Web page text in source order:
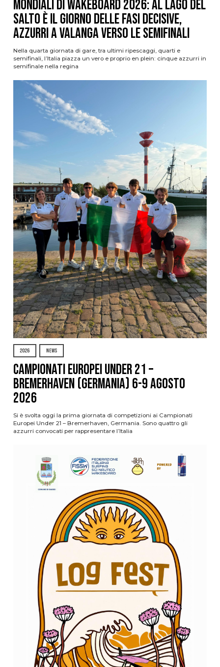
Mondiali di Wakeboard 2026: al Lago del
Salto è il giorno delle fasi decisive,
azzurri a valanga verso le semifinali
Nella quarta giornata di gare, tra ultimi ripescaggi, quarti e
semifinali, l’Italia piazza un vero e proprio en plein: cinque azzurri in
semifinale nella regina
2026 NEWS
Campionati Europei Under 21 –
Bremerhaven (Germania) 6-9 agosto
2026
Si è svolta oggi la prima giornata di competizioni ai Campionati
Europei Under 21 – Bremerhaven, Germania. Sono quattro gli
azzurri convocati per rappresentare l’Italia